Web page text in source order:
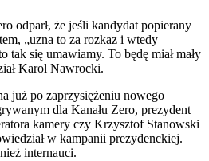
odparł, że jeśli kandydat popierany
„uzna to za rozkaz i wtedy
tak się umawiamy. To będę miał mały
Karol Nawrocki.
już po zaprzysiężeniu nowego
dla Kanału Zero, prezydent
kamery czy Krzysztof Stanowski
w kampanii prezydenckiej.
internauci.